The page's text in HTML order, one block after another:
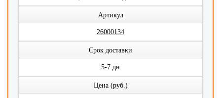
Артикул
26000134
Срок доставки
5-7 дн
Цена (руб.)